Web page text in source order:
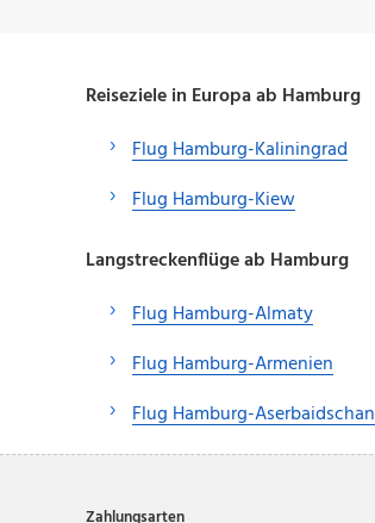
Reiseziele in Europa ab Hamburg
Flug Hamburg-Kaliningrad
Flug Hamburg-Kiew
Langstreckenflüge ab Hamburg
Flug Hamburg-Almaty
Flug Hamburg-Armenien
Flug Hamburg-Aserbaidschan